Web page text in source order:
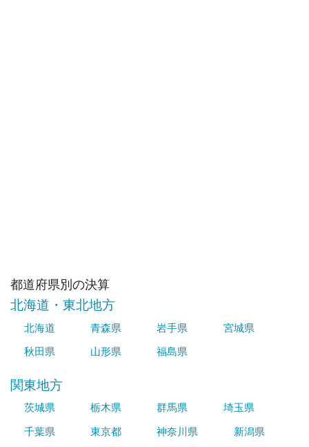
都道府県別の決算
北海道・東北地方
北海道 青森県 岩手県
宮城県
秋田県
山形県 福島県
関東地方
茨城県 栃木県 群馬県
埼玉県
千葉県
東京都 神奈川県
新潟県